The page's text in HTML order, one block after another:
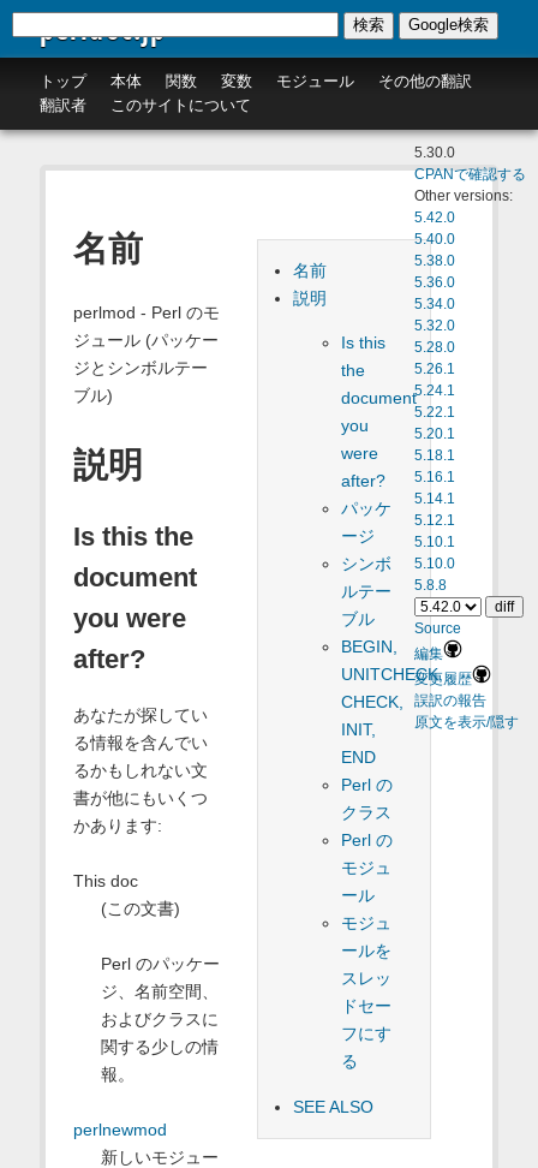
perldoc.jp
トップ 本体 関数 変数 モジュール
その他の翻訳
翻訳者
このサイトについて
検索 Google検索
5.30.0
CPANで確認する
Other versions:
5.42.0
5.40.0
5.38.0
5.36.0
5.34.0
5.32.0
5.28.0
5.26.1
5.24.1
5.22.1
5.20.1
5.18.1
5.16.1
5.14.1
5.12.1
5.10.1
5.10.0
5.8.8
Source
編集
変更履歴
誤訳の報告
原文を表示/隠す
名前
説明
Is this
the
document
you
were
after?
パッケ
ージ
シンボ
ルテー
ブル
BEGIN,
UNITCHECK,
CHECK,
INIT,
END
Perl の
クラス
Perl の
モジュ
ール
モジュ
ールを
スレッ
ドセー
フにす
る
SEE ALSO
名前
perlmod - Perl のモ
ジュール (パッケー
ジとシンボルテー
ブル)
説明
Is this the
document
you were
after?
あなたが探してい
る情報を含んでい
るかもしれない文
書が他にもいくつ
かあります:
This doc
(この文書)
Perl のパッケー
ジ、名前空間、
およびクラスに
関する少しの情
報。
perlnewmod
新しいモジュー